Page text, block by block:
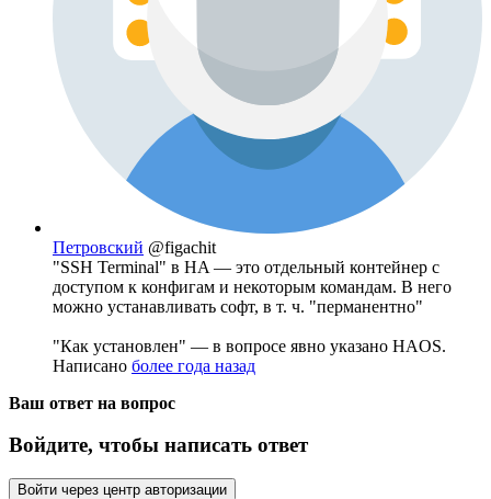
Петровский @figachit
"SSH Terminal" в HA — это отдельный контейнер с
доступом к конфигам и некоторым командам. В него
можно устанавливать софт, в т. ч. "перманентно"
"Как установлен" — в вопросе явно указано HAOS.
Написано более года назад
Ваш ответ на вопрос
Войдите, чтобы написать ответ
Войти через центр авторизации